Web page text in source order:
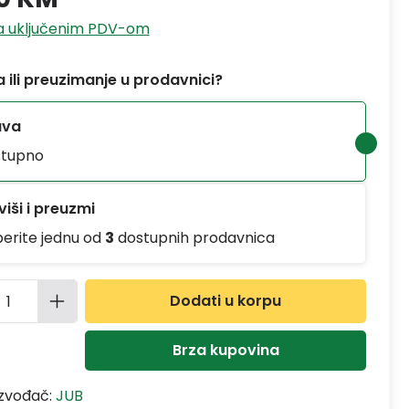
uključenim PDV-om
ili preuzimanje u prodavnici?
i preuzmi
jednu od 3 dostupnih prodavnica
proizvoda: Unesite željenu
Dodati u korpu
Brza kupovina
JUB